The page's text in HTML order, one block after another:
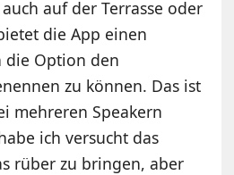
auf der Terrasse oder
die App einen
die Option den
zu können. Das ist
mehreren Speakern
ich versucht das
rüber zu bringen, aber